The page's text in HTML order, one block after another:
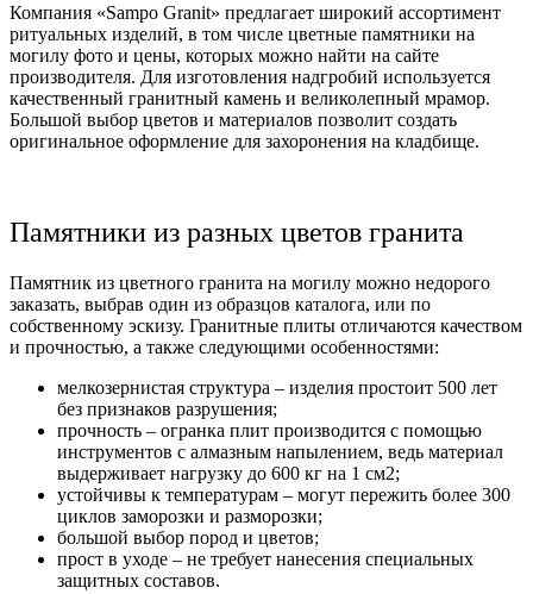
Компания «Sampo Granit» предлагает широкий ассортимент
ритуальных изделий, в том числе цветные памятники на
могилу фото и цены, которых можно найти на сайте
производителя. Для изготовления надгробий используется
качественный гранитный камень и великолепный мрамор.
Большой выбор цветов и материалов позволит создать
оригинальное оформление для захоронения на кладбище.
Памятники из разных цветов гранита
Памятник из цветного гранита на могилу можно недорого
заказать, выбрав один из образцов каталога, или по
собственному эскизу. Гранитные плиты отличаются качеством
и прочностью, а также следующими особенностями:
мелкозернистая структура – изделия простоит 500 лет
без признаков разрушения;
прочность – огранка плит производится с помощью
инструментов с алмазным напылением, ведь материал
выдерживает нагрузку до 600 кг на 1 см2;
устойчивы к температурам – могут пережить более 300
циклов заморозки и разморозки;
большой выбор пород и цветов;
прост в уходе – не требует нанесения специальных
защитных составов.